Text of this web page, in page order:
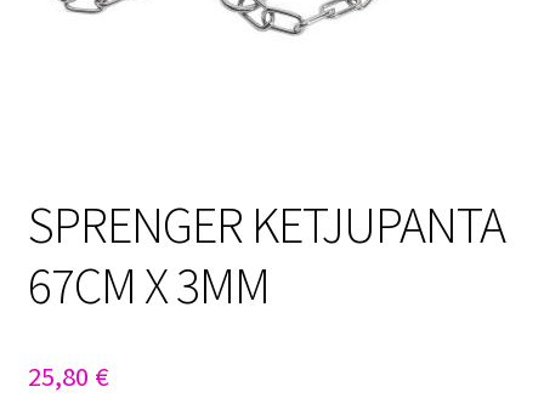
Tietosuojaseloste
SPRENGER KETJUPANTA
67CM X 3MM
25,80 €